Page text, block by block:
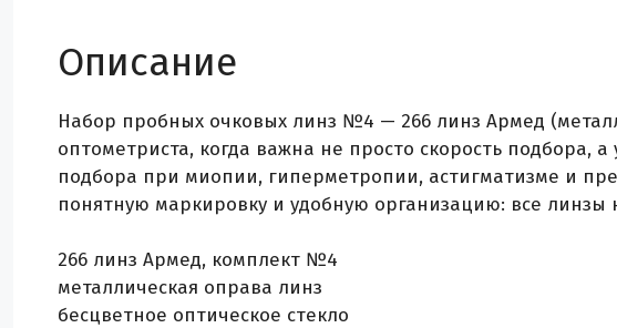
266
линз
(металл,
с
поверкой)
Описание
Набор пробных очковых линз №4 — 266 линз Армед
оптометриста, когда важна не просто скорость подбора,
подбора при миопии, гиперметропии, астигматизме и
понятную маркировку и удобную организацию: все линзы
266 линз Армед, комплект №4
металлическая оправа линз
бесцветное оптическое стекло